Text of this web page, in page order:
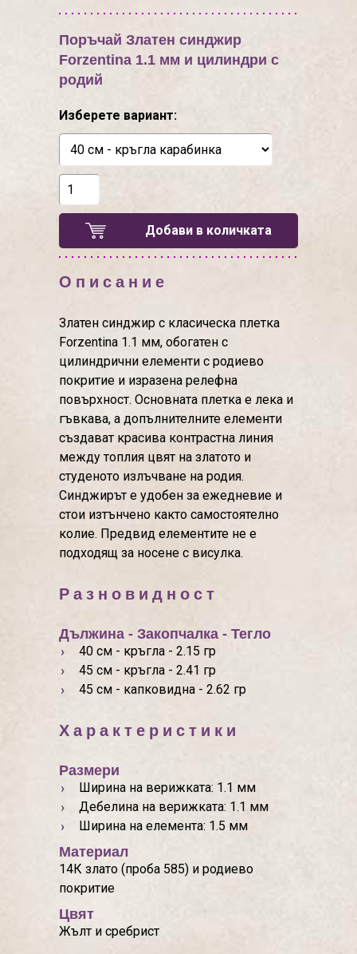
Поръчай Златен синджир
Forzentina 1.1 мм и цилиндри с
родий
Изберете вариант:
Добави в количката
Описание
Златен синджир с класическа плетка
Forzentina 1.1 мм, обогатен с
цилиндрични елементи с родиево
покритие и изразена релефна
повърхност. Основната плетка е лека и
гъвкава, а допълнителните елементи
създават красива контрастна линия
между топлия цвят на златото и
студеното излъчване на родия.
Синджирът е удобен за ежедневие и
стои изтънчено както самостоятелно
колие. Предвид елементите не е
подходящ за носене с висулка.
Разновидност
Дължина - Закопчалка - Тегло
40 см - кръгла - 2.15 гр
45 см - кръгла - 2.41 гр
45 см - капковидна - 2.62 гр
Характеристики
Размери
Ширина на верижката: 1.1 мм
Дебелина на верижката: 1.1 мм
Ширина на елемента: 1.5 мм
Материал
14К злато (проба 585) и родиево
покритие
Цвят
Жълт и сребрист